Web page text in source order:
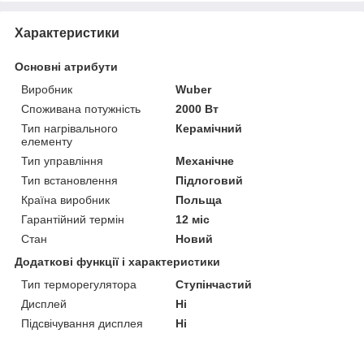
Характеристики
Основні атрибути
Виробник
Wuber
Споживана потужність
2000 Вт
Тип нагрівального
елементу
Керамічний
Тип управління
Механічне
Тип встановлення
Підлоговий
Країна виробник
Польща
Гарантійний термін
12 міс
Стан
Новий
Додаткові функції і характеристики
Тип терморегулятора
Ступінчастий
Дисплей
Ні
Підсвічування дисплея
Ні